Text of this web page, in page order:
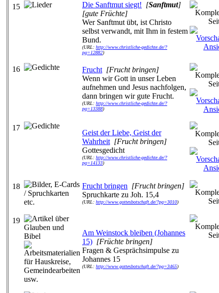
15 Die Sanftmut siegt! [Sanftmut]
[gute Früchte]
Wer Sanftmut übt, ist Christo
selbst verwandt, mit Ihm in festem
Bund.
(URL: http://www.christliche-gedichte.de/?
pg=12882)
16 Frucht [Frucht bringen]
Wenn wir Gott in unser Leben
aufnehmen und Jesus nachfolgen,
dann bringen wir gute Frucht.
(URL: http://www.christliche-gedichte.de/?
pg=13388)
17
Geist der Liebe, Geist der
Wahrheit [Frucht bringen]
Gottesgedicht
(URL: http://www.christliche-gedichte.de/?
pg=14133)
18 Frucht bringen [Frucht bringen]
Spruchkarte zu Joh. 15,4
(URL: http://www.gottesbotschaft.de/?pg=3010)
19
Am Weinstock bleiben (Johannes
15) [Früchte bringen]
Fragen & Gesprächsimpulse zu
Johannes 15
(URL: http://www.gottesbotschaft.de/?pg=3465)